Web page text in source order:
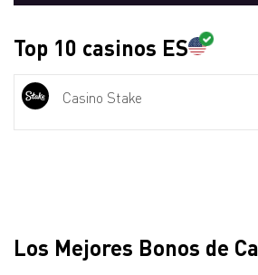
Top 10 casinos ES
Casino Stake
Los Mejores Bonos de